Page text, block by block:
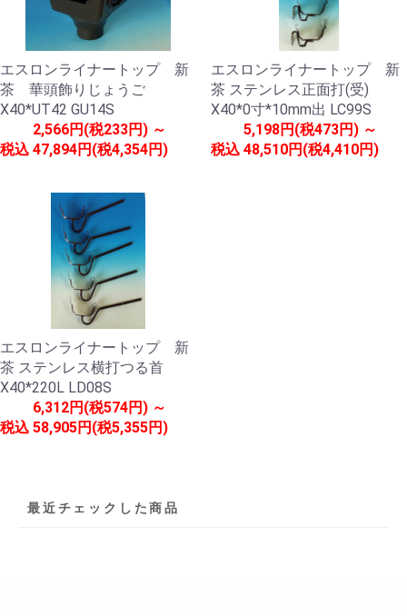
エスロンライナートップ 新
茶 華頭飾りじょうご
X40*UT42 GU14S
税込
2,566円(税233円) ～
47,894円(税4,354円)
エスロンライナートップ 新
茶 ステンレス正面打(受)
X40*0寸*10mm出 LC99S
税込
5,198円(税473円) ～
48,510円(税4,410円)
エスロンライナートップ 新
茶 ステンレス横打つる首
X40*220L LD08S
税込
6,312円(税574円) ～
58,905円(税5,355円)
最近チェックした商品